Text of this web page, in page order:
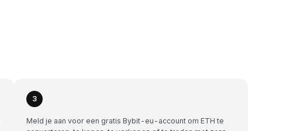
3
Meld je aan voor een gratis Bybit-eu-account om ETH te